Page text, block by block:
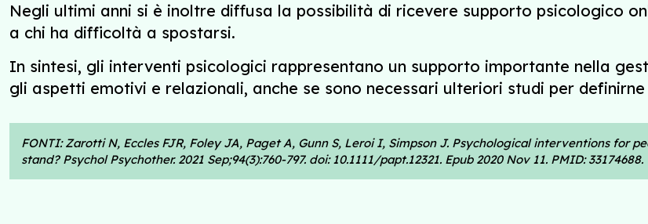
Negli ultimi anni si è inoltre diffusa la possibilità di ricevere supporto psicologico
a chi ha difficoltà a spostarsi.
In sintesi, gli interventi psicologici rappresentano un supporto importante nella
gli aspetti emotivi e relazionali, anche se sono necessari ulteriori studi per
FONTI: Zarotti N, Eccles FJR, Foley JA, Paget A, Gunn S, Leroi I, Simpson J. Psychological interventions for
stand? Psychol Psychother. 2021 Sep;94(3):760-797. doi: 10.1111/papt.12321. Epub 2020 Nov 11. PMID: 33174688.